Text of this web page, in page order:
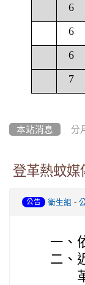
6
6
6
7
本站消息 分
登革熱蚊媒
公告 衛生組 -
一、
二、